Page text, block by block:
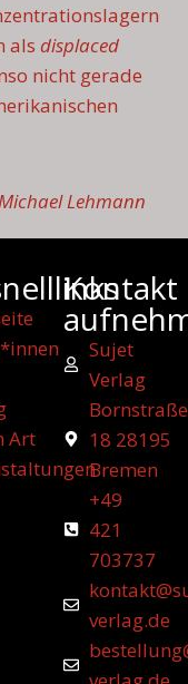
als displaced
nicht gerade
Lehmann
Art
Kontakt
Sujet
Verlag
Bornstraße
18 28195
Bremen
+49
421
703737
verlag.de